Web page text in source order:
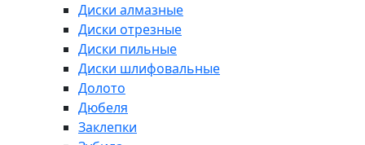
Диски алмазные
Диски отрезные
Диски пильные
Диски шлифовальные
Долото
Дюбеля
Заклепки